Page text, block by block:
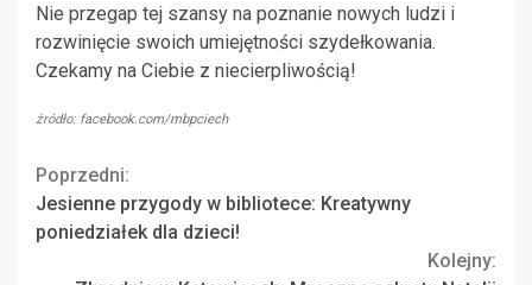
Nie przegap tej szansy na poznanie nowych ludzi i
rozwinięcie swoich umiejętności szydełkowania.
Czekamy na Ciebie z niecierpliwością!
źródło: facebook.com/mbpciech
Continue
Reading
Poprzedni:
Jesienne przygody w bibliotece: Kreatywny
poniedziałek dla dzieci!
Kolejny: